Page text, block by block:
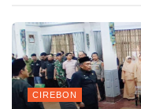
CIREBON